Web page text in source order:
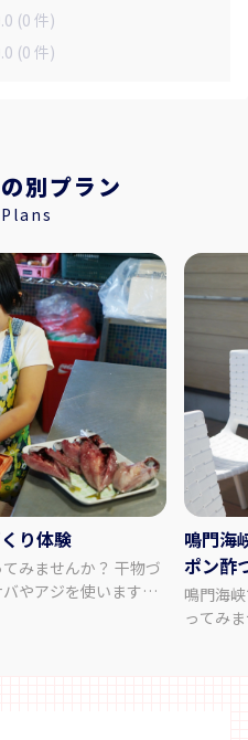
(0 件)
(0 件)
別プラン
り体験
せんか？ 干物づ
やアジを使います。
鳴門海峡
ポン酢
鳴門海
ってみませんか？ 天然の